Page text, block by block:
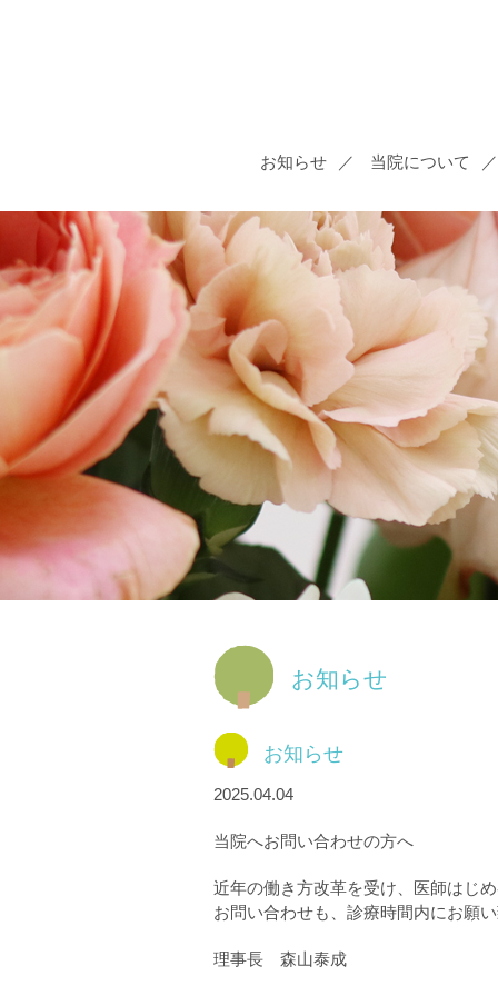
お知らせ 当院について
お知らせ
お知らせ
2025.04.04
当院へお問い合わせの方へ
近年の働き方改革を受け、医師はじ
お問い合わせも、診療時間内にお願い
理事長 森山泰成